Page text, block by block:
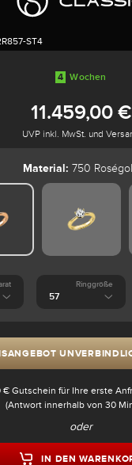
ST4
4 Wochen
11.459,00 €
UVP inkl. MwSt. und
Material: 750
Ringgröße
€ Gutschein für Ihre erste
(Antwort innerhalb von 30
oder
IN DEN